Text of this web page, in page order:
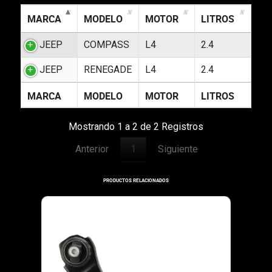
MARCA MODELO MOTOR LITROS
JEEP COMPASS L4 2.4
JEEP RENEGADE L4 2.4
MARCA MODELO MOTOR LITROS
Mostrando 1 a 2 de 2 Registros
Anterior
1 Siguiente
PRODUCTOS RELACIONADOS